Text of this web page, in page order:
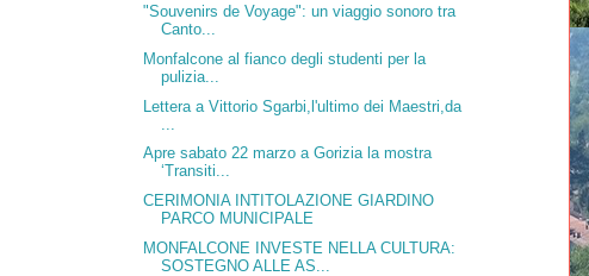
"Souvenirs de Voyage": un viaggio sonoro tra
Canto...
Monfalcone al fianco degli studenti per la
pulizia...
Lettera a Vittorio Sgarbi,l'ultimo dei Maestri,da
Apre sabato 22 marzo a Gorizia la mostra
‘Transiti...
CERIMONIA INTITOLAZIONE GIARDINO
PARCO MUNICIPALE
MONFALCONE INVESTE NELLA CULTURA:
SOSTEGNO ALLE AS...